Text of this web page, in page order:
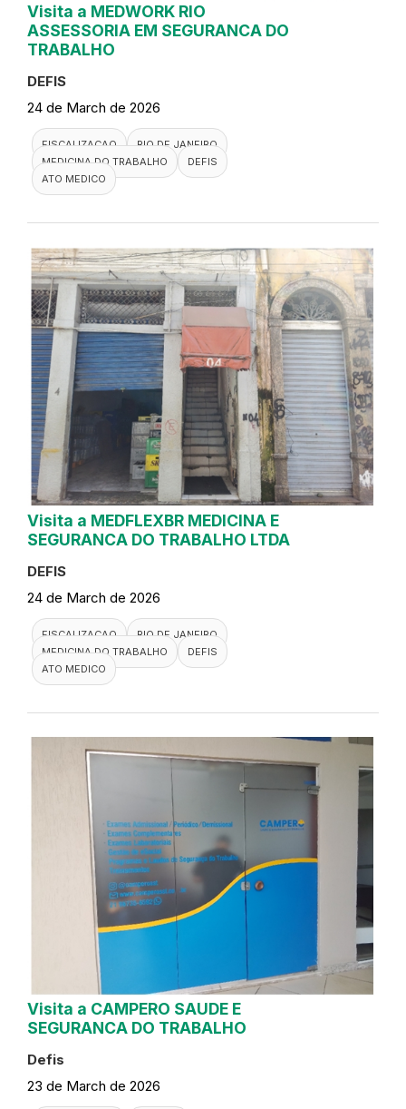
Visita a MEDWORK RIO
ASSESSORIA EM SEGURANCA DO
TRABALHO
DEFIS
24 de March de 2026
FISCALIZACAO
RIO DE JANEIRO
MEDICINA DO TRABALHO
DEFIS
ATO MEDICO
Visita a MEDFLEXBR MEDICINA E
SEGURANCA DO TRABALHO LTDA
DEFIS
24 de March de 2026
FISCALIZACAO
RIO DE JANEIRO
MEDICINA DO TRABALHO
DEFIS
ATO MEDICO
Visita a CAMPERO SAUDE E
SEGURANCA DO TRABALHO
Defis
23 de March de 2026